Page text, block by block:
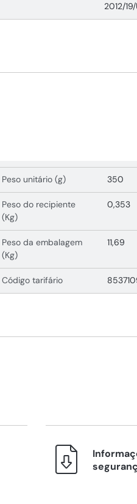
2012/19/
Peso unitário (g) 350
Peso do recipiente
(Kg)
0,353
Peso da embalagem
(Kg)
11,69
Código tarifário